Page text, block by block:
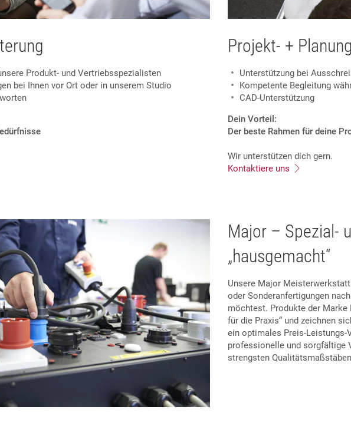
Produkt- und Vertriebsspezialisten
bei Ihnen vor Ort oder in unserem Studio
Projekt- +
Unterstützung bei
Kompetente Begleitung
CAD-Unterstützung
Dein Vorteil:
Der beste Rahmen für deine
Wir unterstützen dich gern.
Kontaktiere uns
Major – Spezial-
„hausgemacht“
Unsere Major
oder Sonderanfertigungen
möchtest. Produkte der
für die Praxis“ und zeichnen
ein optimales Preis-Leistungs-
professionelle und sorgfältige
strengsten